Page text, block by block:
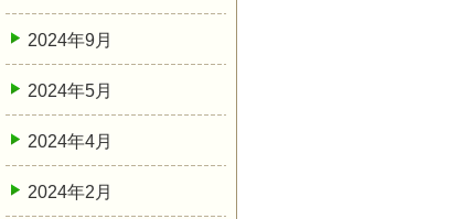
2024年9月
2024年5月
2024年4月
2024年2月